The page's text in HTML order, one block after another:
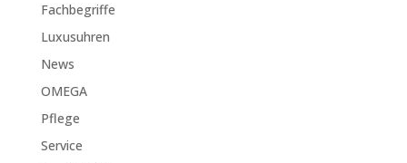
Fachbegriffe
Luxusuhren
News
OMEGA
Pflege
Service